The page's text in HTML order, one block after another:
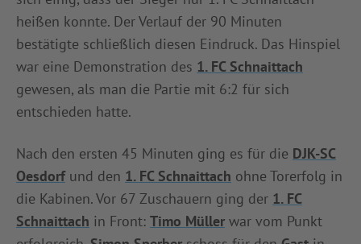
INFOTHEK SPIELPLUS
heißen konnte. Der Verlauf der 90 Minuten
bestätigte schließlich diesen Eindruck. Das Hinspiel
war eine Demonstration des 1. FC Schnaittach
gewesen, als man die Partie mit 6:2 für sich
entschieden hatte.
Nach den ersten 45 Minuten ging es für die DJK-SC
Oesdorfund den 1. FC Schnaittach ohne Torerfolg in
die Kabinen. Vor 67 Zuschauern ging der 1. FC
Schnaittach in Front: Timo Müller war vom Punkt